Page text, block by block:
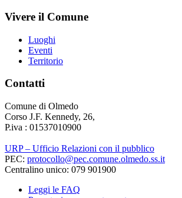
Vivere il Comune
Luoghi
Eventi
Territorio
Contatti
Comune di Olmedo
Corso J.F. Kennedy, 26,
P.iva : 01537010900
URP – Ufficio Relazioni con il pubblico
PEC: protocollo@pec.comune.olmedo.ss.it
Centralino unico: 079 901900
Leggi le FAQ